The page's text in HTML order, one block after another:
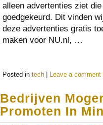
alleen advertenties ziet
goedgekeurd. Dit vinden
deze advertenties gratis
maken voor NU.nl, …
Posted in tech Leave a comment
Bedrijven
Promoten In